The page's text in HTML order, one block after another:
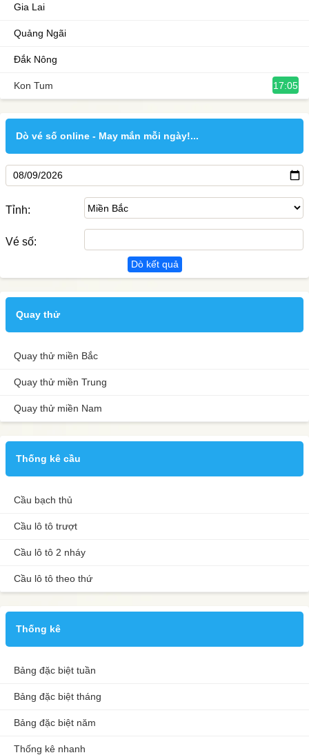
Gia Lai
Quảng Ngãi
Đắk Nông
Kon Tum 17:05
Dò vé số online - May mắn mỗi ngày!...
Tỉnh:
Vé số:
Dò kết quả
Quay thử
Quay thử miền Bắc
Quay thử miền Trung
Quay thử miền Nam
Thống kê cầu
Cầu bạch thủ
Cầu lô tô trượt
Cầu lô tô 2 nháy
Cầu lô tô theo thứ
Thống kê
Bảng đặc biệt tuần
Bảng đặc biệt tháng
Bảng đặc biệt năm
Thống kê nhanh